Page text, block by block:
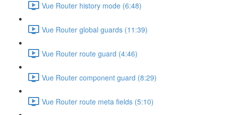
Vue Router history mode (6:48)
Vue Router global guards (11:39)
Vue Router route guard (4:46)
Vue Router component guard (8:29)
Vue Router route meta fields (5:10)